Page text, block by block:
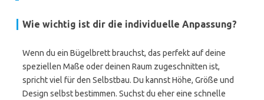
Wie wichtig ist dir die individuelle Anpassung?
Wenn du ein Bügelbrett brauchst, das perfekt auf deine
speziellen Maße oder deinen Raum zugeschnitten ist,
spricht viel für den Selbstbau. Du kannst Höhe, Größe und
Design selbst bestimmen. Suchst du eher eine schnelle